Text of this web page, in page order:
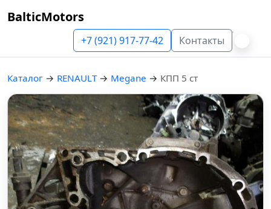
BalticMotors
+7 (921) 917-77-42 Контакты
Каталог → RENAULT → Megane → КПП 5 ст